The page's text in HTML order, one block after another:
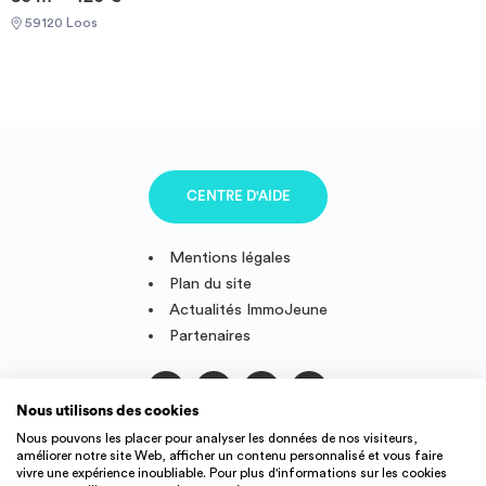
59120 Loos
Mentions légales
Plan du site
Actualités ImmoJeune
Partenaires
CENTRE D'AIDE
Suivez-nous
Nous utilisons des cookies
Nous pouvons les placer pour analyser les données de nos visiteurs,
améliorer notre site Web, afficher un contenu personnalisé et vous faire
vivre une expérience inoubliable. Pour plus d'informations sur les cookies